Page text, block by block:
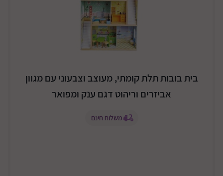
בית בובות תלת קומתי, מעוצב וצבעוני עם מגוון
אביזרים וריהוט דגם ענק ומפואר
משלוח חינם